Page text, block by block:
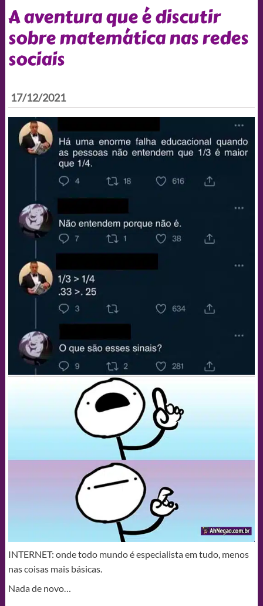
A aventura que é discutir
sobre matemática nas redes
sociais
17/12/2021
INTERNET: onde todo mundo é especialista em tudo, menos
nas coisas mais básicas.
Nada de novo…